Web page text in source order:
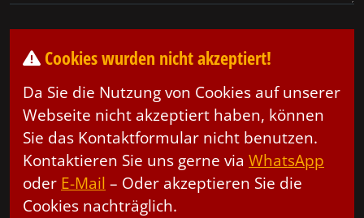
Cookies wurden nicht akzeptiert!
Da Sie die Nutzung von Cookies auf unserer
Webseite nicht akzeptiert haben, können
Sie das Kontaktformular nicht benutzen.
Kontaktieren Sie uns gerne via WhatsApp
oder E-Mail – Oder akzeptieren Sie die
Cookies nachträglich.